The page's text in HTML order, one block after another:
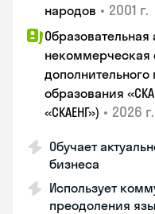
народов • 2001 г.
Образовательная
некоммерческая
образования
«СКАЕНГ») • 2026 г.
Обучает
бизнеса
Использует
преодоления